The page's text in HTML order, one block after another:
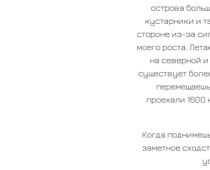
острова
кустарники и
стороне из-за
моего роста.
на северной
существует
проехали 1600
Когда
заметное